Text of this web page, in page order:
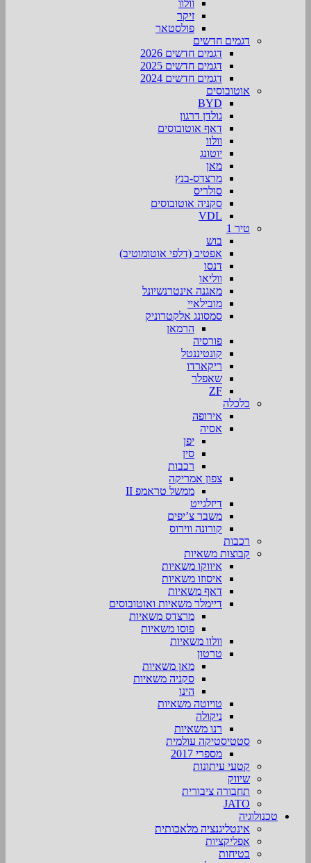
וולוו
זיקר
פולסטאר
דגמים חדשים
דגמים חדשים 2026
דגמים חדשים 2025
דגמים חדשים 2024
אוטובוסים
BYD
גולדן דרגון
דאף אוטובוסים
וולוו
יוטונג
מאן
מרצדס-בנץ
סולריס
סקניה אוטובוסים
VDL
טיר 1
בוש
אפטיב (דלפי אוטומוטיב)
דנסו
ווליאו
מאגנה אינטרנשיונל
מובילאיי
סמסונג אלקטרוניק
הרמאן
פורסיה
קונטיננטל
ריקארדו
שאפלר
ZF
כלכלה
אירופה
אסיה
יפן
סין
רכבות
צפון אמריקה
ממשל טראמפ II
דיזלגייט
משבר צ’יפים
קורונה ווירוס
רכבות
קבוצות משאיות
איווקו משאיות
איסוזו משאיות
דאף משאיות
דיימלר משאיות ואוטובוסים
מרצדס משאיות
פוסו משאיות
וולוו משאיות
טרטון
מאן משאיות
סקניה משאיות
הינו
טויוטה משאיות
ניקולה
רנו משאיות
סטטיסטיקה עולמית
מספרי 2017
קטעי עיתונות
שיווק
תחבורה ציבורית
JATO
טכנולוגיה
אינטליגנציה מלאכותית
אפליקציות
בטיחות